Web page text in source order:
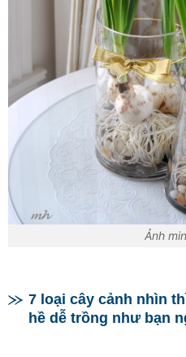
Ảnh
7 loại cây cảnh nhìn
hề dễ trồng như bạn